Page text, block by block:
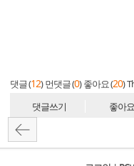
댓글 (12) 먼댓글 (0) 좋아요 (20)
댓글쓰기 좋아요